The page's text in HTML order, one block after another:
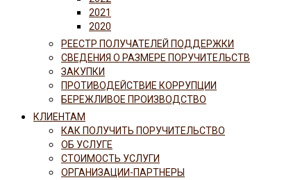
2021
2020
РЕЕСТР ПОЛУЧАТЕЛЕЙ ПОДДЕРЖКИ
СВЕДЕНИЯ О РАЗМЕРЕ ПОРУЧИТЕЛЬСТВ
ЗАКУПКИ
ПРОТИВОДЕЙСТВИЕ КОРРУПЦИИ
БЕРЕЖЛИВОЕ ПРОИЗВОДСТВО
КЛИЕНТАМ
КАК ПОЛУЧИТЬ ПОРУЧИТЕЛЬСТВО
ОБ УСЛУГЕ
СТОИМОСТЬ УСЛУГИ
ОРГАНИЗАЦИИ-ПАРТНЕРЫ